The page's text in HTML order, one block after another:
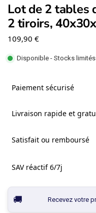
Lot de 2 tables
2 tiroirs,
109,90 €
Disponible - Stocks limités
Paiement sécurisé
Livraison rapide et
Satisfait ou remboursé
SAV réactif 6/7j
Recevez votre